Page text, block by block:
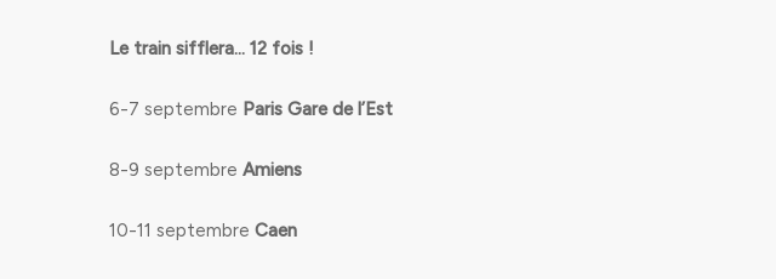
Le train sifflera… 12 fois !
6-7 septembre Paris Gare de l’Est
8-9 septembre Amiens
10-11 septembre Caen